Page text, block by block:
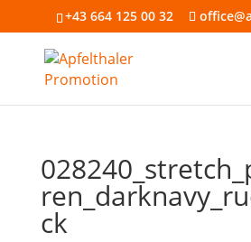
+43 664 125 00 32
ck